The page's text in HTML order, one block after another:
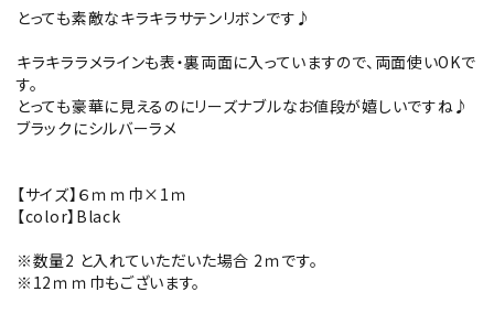
とっても素敵なキラキラサテンリボンです♪
キラキララメラインも表・裏両面に入っていますので、両面使いOKで
す。
とっても豪華に見えるのにリーズナブルなお値段が嬉しいですね♪
ブラックにシルバーラメ
【サイズ】６ｍｍ巾×1ｍ
【color】Black
※数量2 と入れていただいた場合 2ｍです。
※12ｍｍ巾もございます。